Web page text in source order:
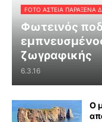
FOTO ΑΣΤΕΙΑ ΠΑΡΑΞΕΝΑ
Φωτεινός
ζωγραφικής
6.3.16
Ο